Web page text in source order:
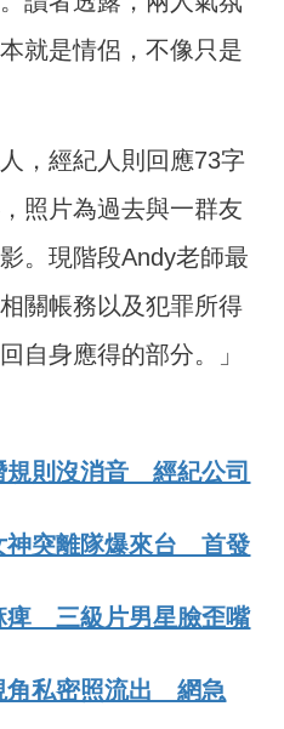
就是情侶，不像只是
，經紀人則回應73字
照片為過去與一群友
。現階段Andy老師最
關帳務以及犯罪所得
自身應得的部分。」
規則沒消音 經紀公司
神突離隊爆來台 首發
痺 三級片男星臉歪嘴
角私密照流出 網急